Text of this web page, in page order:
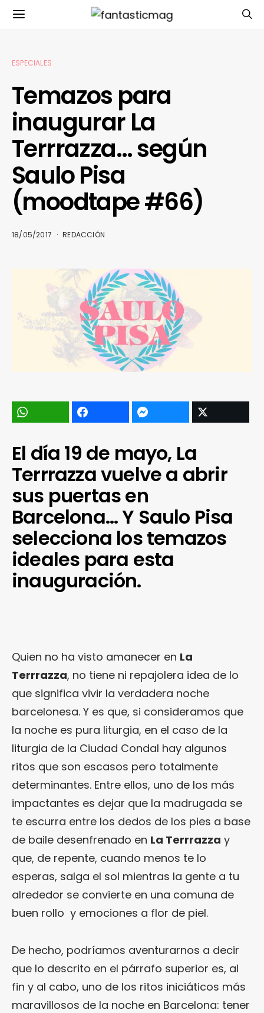
ESPECIALES
Temazos para
inaugurar La
Terrrazza… según
Saulo Pisa
(moodtape #66)
18/05/2017 REDACCIÓN
El día 19 de mayo, La
Terrrazza vuelve a abrir
sus puertas en
Barcelona… Y Saulo Pisa
selecciona los temazos
ideales para esta
inauguración.
Quien no ha visto amanecer en La
Terrrazza, no tiene ni repajolera idea de lo
que significa vivir la verdadera noche
barcelonesa. Y es que, si consideramos que
la noche es pura liturgia, en el caso de la
liturgia de la Ciudad Condal hay algunos
ritos que son escasos pero totalmente
determinantes. Entre ellos, uno de los más
impactantes es dejar que la madrugada se
te escurra entre los dedos de los pies a base
de baile desenfrenado en La Terrrazza y
que, de repente, cuando menos te lo
esperas, salga el sol mientras la gente a tu
alrededor se convierte en una comuna de
buen rollo y emociones a flor de piel.
De hecho, podríamos aventurarnos a decir
que lo descrito en el párrafo superior es, al
fin y al cabo, uno de los ritos iniciáticos más
maravillosos de la noche en Barcelona: tener